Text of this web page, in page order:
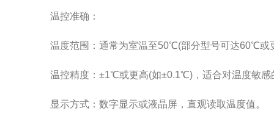
温控准确：
温度范围：通常为室温至50℃(部分型号可达60℃或
温控精度：±1℃或更高(如±0.1℃)，适合对温度敏感
显示方式：数字显示或液晶屏，直观读取温度值。